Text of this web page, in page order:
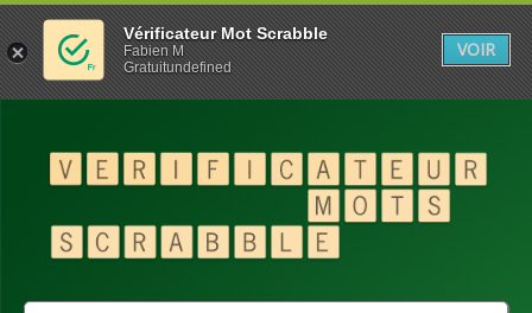
Vérificateur Mot Scrabble
Fabien M
Gratuitundefined
VOIR